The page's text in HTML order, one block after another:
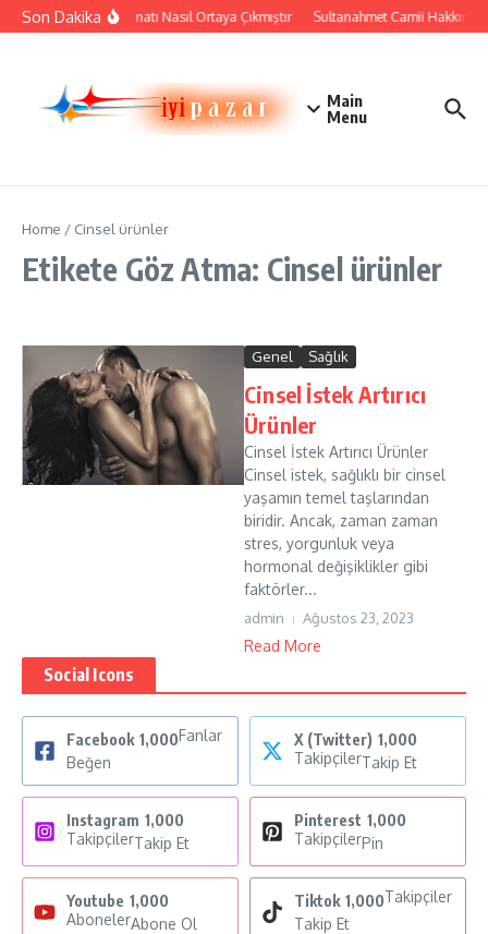
İçeriğe atla
Son DakikaÇini Sanatı Nasıl Ortaya Çıkmıştır Sultanahmet Camii
Main
Menu
Home / Cinsel ürünler
Etikete Göz Atma: Cinsel ürünler
Genel Sağlık
Cinsel İstek Artırıcı
Ürünler
Cinsel İstek Artırıcı Ürünler
Cinsel istek, sağlıklı bir cinsel
yaşamın temel taşlarından
biridir. Ancak, zaman zaman
stres, yorgunluk veya
hormonal değişiklikler gibi
faktörler...
admin Ağustos 23, 2023
Read More
Social Icons
Facebook 1,000Fanlar
Beğen
X (Twitter) 1,000
TakipçilerTakip Et
Instagram 1,000
TakipçilerTakip Et
Pinterest 1,000
TakipçilerPin
Youtube 1,000
AbonelerAbone Ol
Tiktok 1,000Takipçiler
Takip Et